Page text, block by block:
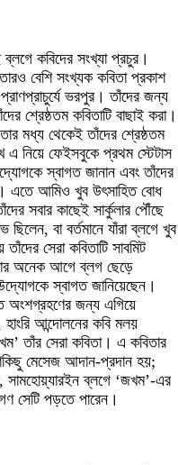
কবিদের সংখ্যা প্রচুর।
বেশি সংখ্যক কবিতা প্রকাশ
ভরপুর। তাঁদের জন্য
শ্রেষ্ঠতম কবিতাটি বাছাই করা।
মধ্য থেকেই তাঁদের শ্রেষ্ঠতম
এ নিয়ে ফেইসবুকে প্রথম স্টেটাস
স্বাগত জানান এবং তাঁদের
এতে আমিও খুব উৎসাহিত বোধ
সবার কাছেই সার্কুলার পৌঁছে
বা বর্তমানে যাঁরা ব্লগে খুব
সেরা কবিতাটি সাবমিট
অনেক আগে ব্লগ ছেড়ে
স্বাগত জানিয়েছেন।
অংশগ্রহণের জন্য এগিয়ে
আন্দোলনের কবি মলয়
তাঁর সেরা কবিতা। এ কবিতার
মেসেজ আদান-প্রদান হয়;
সামহোয়্যারইন ব্লগে ‘জখম’-এর
সেটি পড়তে পারেন।